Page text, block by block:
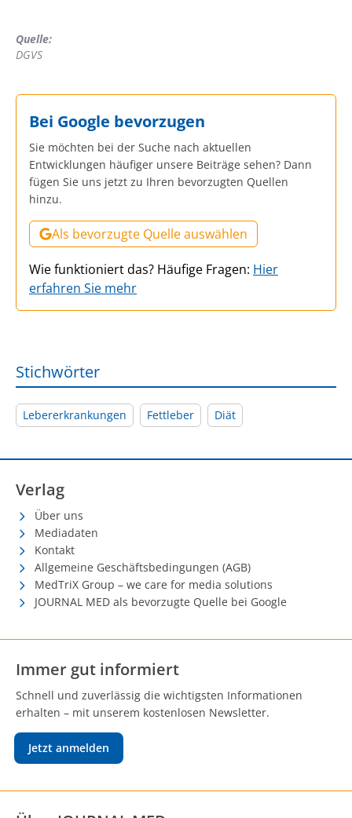
Quelle:
DGVS
Bei Google bevorzugen
Sie möchten bei der Suche nach aktuellen
Entwicklungen häufiger unsere Beiträge sehen? Dann
fügen Sie uns jetzt zu Ihren bevorzugten Quellen
hinzu.
Als bevorzugte Quelle auswählen
Wie funktioniert das? Häufige Fragen: Hier
erfahren Sie mehr
Stichwörter
Lebererkrankungen Fettleber Diät
Verlag
Über uns
Mediadaten
Kontakt
Allgemeine Geschäftsbedingungen (AGB)
MedTriX Group – we care for media solutions
JOURNAL MED als bevorzugte Quelle bei Google
Immer gut informiert
Schnell und zuverlässig die wichtigsten Informationen
erhalten – mit unserem kostenlosen Newsletter.
Jetzt anmelden